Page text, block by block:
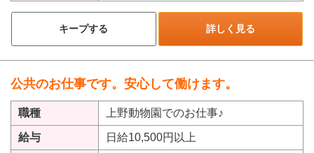
キープする 詳しく見る
公共のお仕事です。安心して働けます。
職種 上野動物園でのお仕事♪
給与 日給10,500円以上